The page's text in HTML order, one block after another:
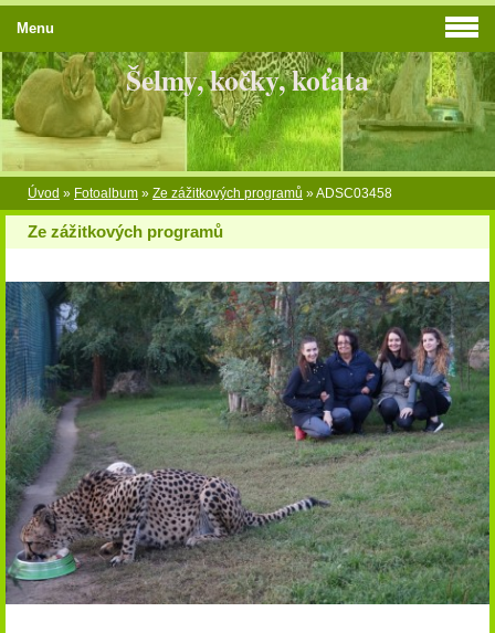
Šelmy, kočky, koťata
Úvod » Fotoalbum » Ze zážitkových programů »ADSC03458
Ze zážitkových programů
Menu